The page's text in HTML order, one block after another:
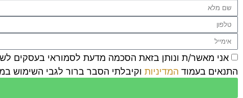
התנאים בעמוד המדיניות וקיבלתי הסבר ברור לגבי השימוש